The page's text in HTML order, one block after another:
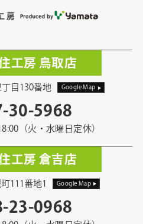
工房 鳥取店
目130番地 Google Map
30-5968
（火・水曜日定休）
工房 倉吉店
111番地1 Google Map
23-0968